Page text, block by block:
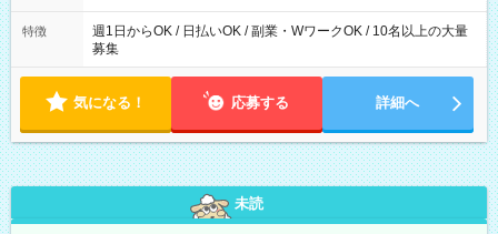
特徴
週1日からOK / 日払いOK / 副業・WワークOK / 10名以上の大量
募集
気になる！ 応募する 詳細へ
未読